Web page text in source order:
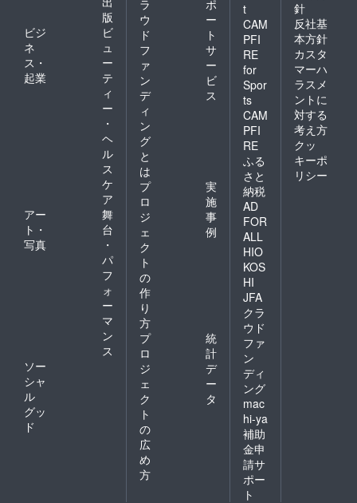
版
ビジ
ネ
ス・
起業
ビ
ュ
ー
テ
ィ
ー
・
ヘ
ル
ス
ケ
ア
アー
ト・
写真
舞
台
・
パ
フ
ォ
ー
マ
ン
ス
ソー
シャ
ル
グッ
ド
ラ
ウ
ド
フ
ァ
ン
デ
ィ
ン
グ
と
は
ポ
ー
ト
サ
ー
ビ
ス
プ
ロ
ジ
ェ
ク
ト
の
作
り
方
実
施
事
例
プ
ロ
ジ
ェ
ク
ト
の
広
め
方
統
計
デ
ー
タ
t
CAM
PFI
RE
for
Spor
ts
CAM
PFI
RE
ふる
さと
納税
AD
FOR
ALL
HIO
KOS
HI
JFA
クラ
ウド
ファ
ン
ディ
ング
mac
hi-ya
補助
金申
請サ
ポー
ト
針
反社基
本方針
カスタ
マーハ
ラスメ
ントに
対する
考え方
クッ
キーポ
リシー